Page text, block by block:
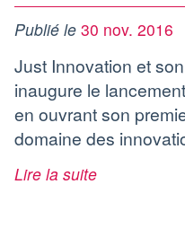
Publié le 30 nov. 2016
Just Innovation et
inaugure le
en ouvrant son
domaine des
Lire la suite